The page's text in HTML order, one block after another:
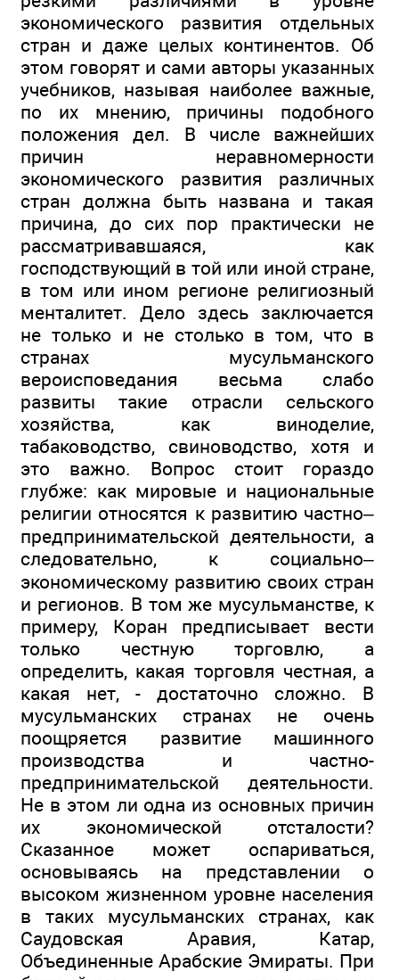
экономического развития отдельных
стран и даже целых континентов. Об
этом говорят и сами авторы указанных
учебников, называя наиболее важные,
по их мнению, причины подобного
положения дел. В числе важнейших
причин неравномерности
экономического развития различных
стран должна быть названа и такая
причина, до сих пор практически не
рассматривавшаяся, как
господствующий в той или иной стране,
в том или ином регионе религиозный
менталитет. Дело здесь заключается
не только и не столько в том, что в
странах мусульманского
вероисповедания весьма слабо
развиты такие отрасли сельского
хозяйства, как виноделие,
табаководство, свиноводство, хотя и
это важно. Вопрос стоит гораздо
глубже: как мировые и национальные
религии относятся к развитию частно–
предпринимательской деятельности, а
следовательно, к социально–
экономическому развитию своих стран
и регионов. В том же мусульманстве, к
примеру, Коран предписывает вести
только честную торговлю, а
определить, какая торговля честная, а
какая нет, - достаточно сложно. В
мусульманских странах не очень
поощряется развитие машинного
производства и частно-
предпринимательской деятельности.
Не в этом ли одна из основных причин
их экономической отсталости?
Сказанное может оспариваться,
основываясь на представлении о
высоком жизненном уровне населения
в таких мусульманских странах, как
Саудовская Аравия, Катар,
Объединенные Арабские Эмираты. При